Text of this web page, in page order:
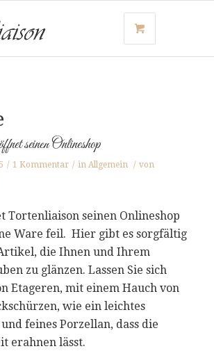
seinen Onlineshop
/ 1 Kommentar / in Allgemein / von
Tortenliaison seinen Onlineshop
Ware feil. Hier gibt es sorgfältig
die Ihnen und Ihrem
zu glänzen. Lassen Sie sich
Etageren, mit einem Hauch von
wie ein leichtes
feines Porzellan, dass die
erahnen lässt.